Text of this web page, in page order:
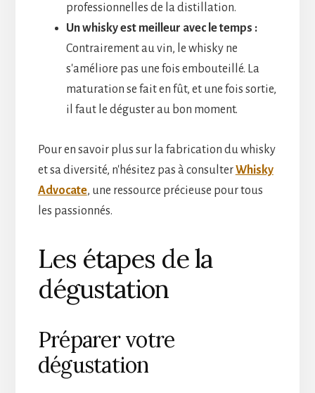
professionnelles de la distillation.
Un whisky est meilleur avec le temps :
Contrairement au vin, le whisky ne
s'améliore pas une fois embouteillé. La
maturation se fait en fût, et une fois sortie,
il faut le déguster au bon moment.
Pour en savoir plus sur la fabrication du whisky
et sa diversité, n'hésitez pas à consulterWhisky
Advocate, une ressource précieuse pour tous
les passionnés.
Les étapes de la
dégustation
Préparer votre
dégustation